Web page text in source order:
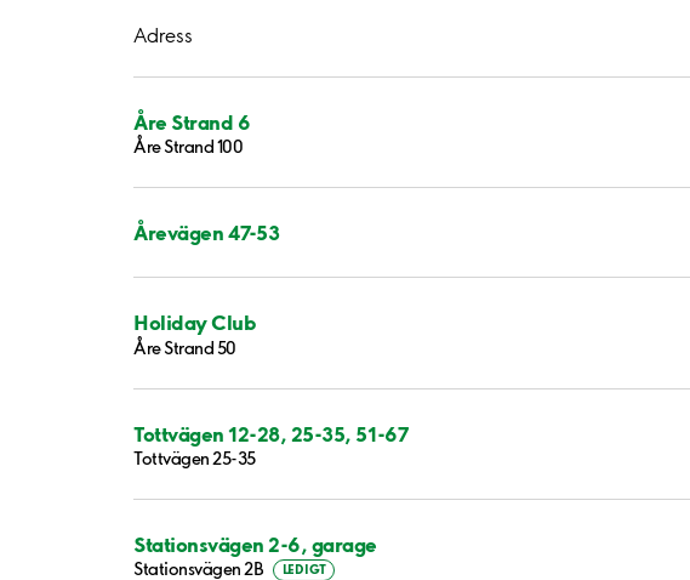
Adress
Åre Strand 6
Åre Strand 100
Årevägen 47-53
Holiday Club
Åre Strand 50
Tottvägen 12-28, 25-35, 51-67
Tottvägen 25-35
Stationsvägen 2-6, garage
Stationsvägen 2B LEDIGT